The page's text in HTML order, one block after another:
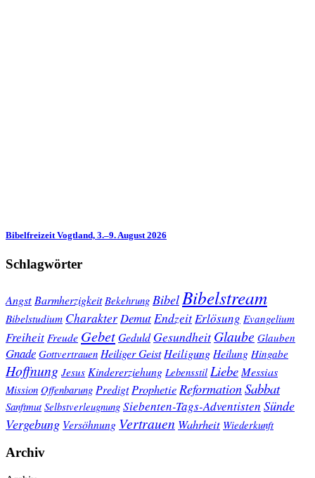
Bibelfreizeit Vogtland, 3.–9. August 2026
Schlagwörter
Angst Barmherzigkeit Bekehrung Bibel Bibelstream
Bibelstudium Charakter Demut EndzeitErlösung Evangelium
Freiheit Freude GebetGeduld Gesundheit Glaube Glauben
Gnade Gottvertrauen Heiliger Geist Heiligung Heilung Hingabe
Hoffnung Jesus Kindererziehung Lebensstil Liebe Messias
Mission Offenbarung Predigt Prophetie ReformationSabbat
Sanftmut Selbstverleugnung Siebenten-Tags-Adventisten Sünde
Vergebung Versöhnung Vertrauen Wahrheit Wiederkunft
Archiv